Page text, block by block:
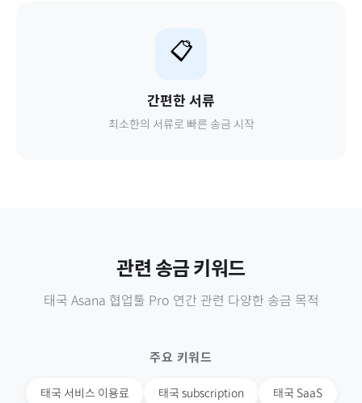
📋
간편한 서류
최소한의 서류로 빠른 송금 시작
관련 송금 키워드
태국 Asana 협업툴 Pro 연간 관련 다양한 송금 목적
주요 키워드
태국 서비스 이용료 태국 subscription 태국 SaaS